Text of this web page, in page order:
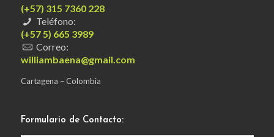
(+57) 315 7360 228
Teléfono:
(+57 5) 665 3989
Correo:
williambaena@gmail.com
Cartagena – Colombia
Formulario de Contacto: